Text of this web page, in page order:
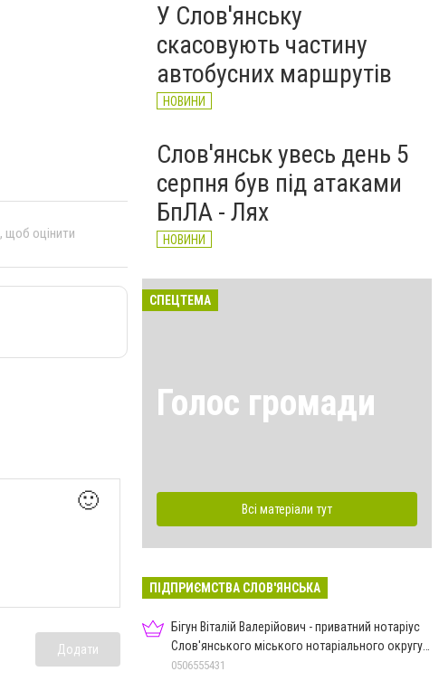
, щоб оцінити
🙂
Додати
У Слов'янську
скасовують частину
автобусних маршрутів
НОВИНИ
Слов'янськ увесь день 5
серпня був під атаками
БпЛА - Лях
НОВИНИ
СПЕЦТЕМА
Голос громади
Всі матеріали тут
ПІДПРИЄМСТВА СЛОВ'ЯНСЬКА
Бігун Віталій Валерійович - приватний нотаріус
Слов'янського міського нотаріального округу
Дон.обл.
0506555431